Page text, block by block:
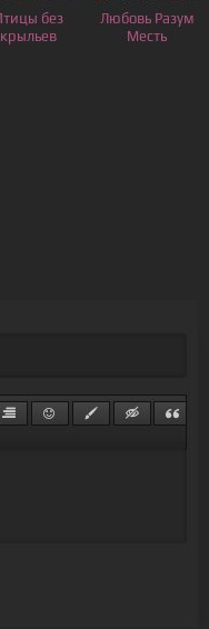
без
крыльев
Любовь Разум
Месть